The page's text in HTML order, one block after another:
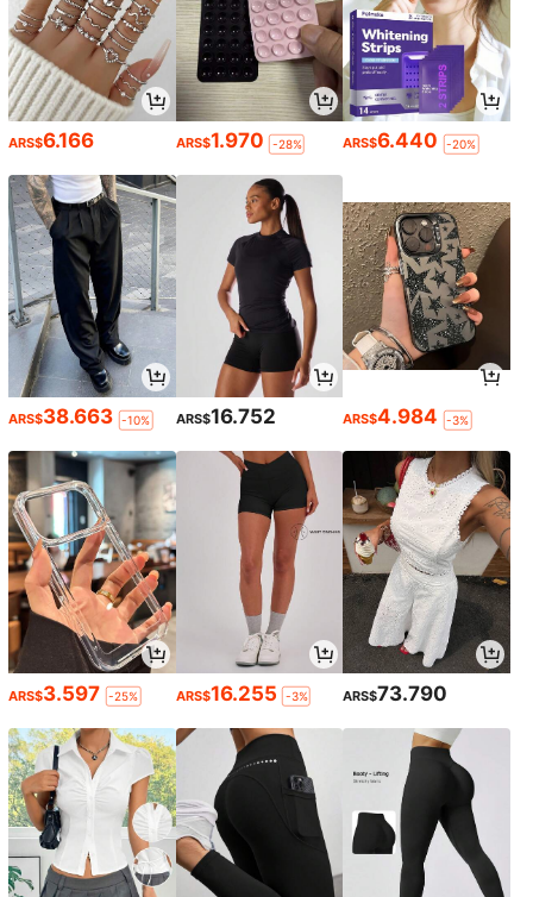
ARS$6.166 ARS$1.970 -28% ARS$6.440 -20%
ARS$38.663 -10% ARS$16.752 ARS$4.984 -3%
ARS$3.597 -25% ARS$16.255 -3% ARS$73.790